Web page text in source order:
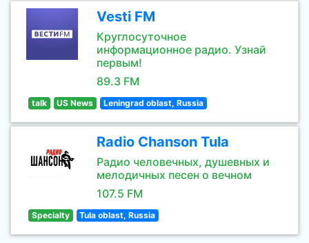
Vesti FM
Круглосуточное
информационное радио. Узнай
первым!
89.3 FM
talk US News Leningrad oblast, Russia
Radio Chanson Tula
Радио человечных, душевных и
мелодичных песен о вечном
107.5 FM
Specialty Tula oblast, Russia